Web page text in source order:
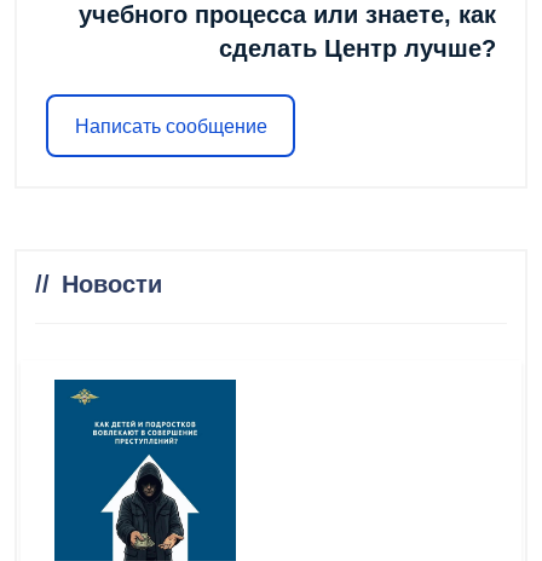
учебного процесса или знаете, как
сделать Центр лучше?
Написать сообщение
Новости